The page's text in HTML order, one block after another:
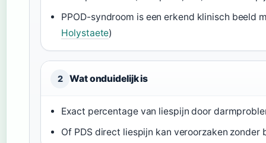
PPOD-syndroom is een erkend klinisch beeld
Holystaete)
2 Wat onduidelijk is
Exact percentage van liespijn door
Of PDS direct liespijn kan veroorzaken zonder